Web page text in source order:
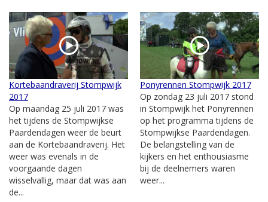
Kortebaandraverij Stompwijk
2017
Op maandag 25 juli 2017 was
het tijdens de Stompwijkse
Paardendagen weer de beurt
aan de Kortebaandraverij. Het
weer was evenals in de
voorgaande dagen
wisselvallig, maar dat was aan
de...
Ponyrennen Stompwijk 2017
Op zondag 23 juli 2017 stond
in Stompwijk het Ponyrennen
op het programma tijdens de
Stompwijkse Paardendagen.
De belangstelling van de
kijkers en het enthousiasme
bij de deelnemers waren
weer...